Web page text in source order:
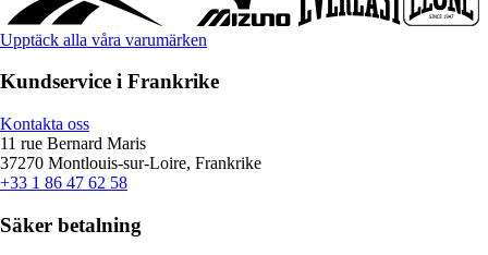
Upptäck alla våra varumärken
Kundservice i Frankrike
Kontakta oss
11 rue Bernard Maris
37270 Montlouis-sur-Loire, Frankrike
+33 1 86 47 62 58
Säker betalning